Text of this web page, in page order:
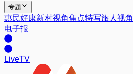
专题
惠民好康新村视角焦点特写旅人视角
电子报
LiveTV